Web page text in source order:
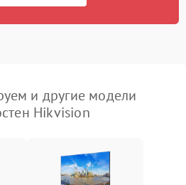
и другие модели
Hikvision